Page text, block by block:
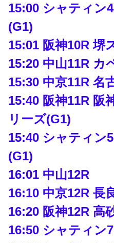
15:00 シャティン
(G1)
15:01 阪神10R 堺
15:20 中山11R カ
15:30 中京11R 名
15:40 阪神11R 阪
リーズ(G1)
15:40 シャティン
(G1)
16:01 中山12R
16:10 中京12R 長
16:20 阪神12R 高
16:50 シャティン